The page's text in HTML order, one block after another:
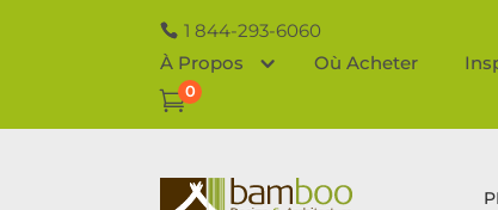
1 844-293-6060
À Propos
Où Acheter
0